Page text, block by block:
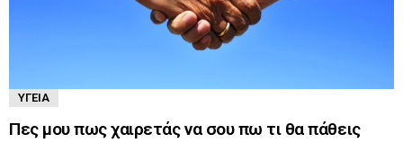
ΥΓΕΊΑ
Πες μου πως χαιρετάς να σου πω τι θα πάθεις